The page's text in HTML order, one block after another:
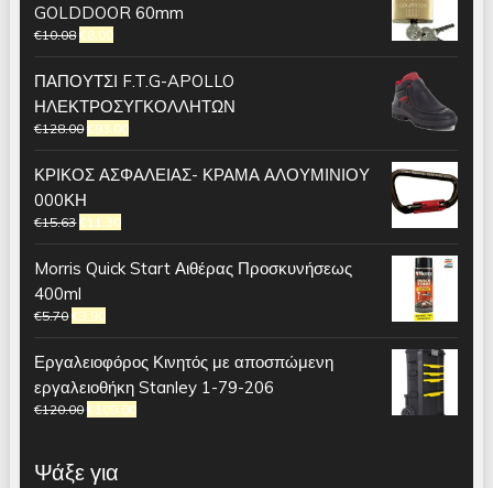
GOLDDOOR 60mm
€10.08 €8.00
ΠΑΠΟΥΤΣΙ F.T.G-APOLLO
ΗΛΕΚΤΡΟΣΥΓΚΟΛΛΗΤΩΝ
€128.00 €93.00
ΚΡΙΚΟΣ ΑΣΦΑΛΕΙΑΣ- ΚΡΑΜΑ ΑΛΟΥΜΙΝΙΟΥ
000ΚΗ
€15.63 €11.30
Morris Quick Start Αιθέρας Προσκυνήσεως
400ml
€5.70 €3.90
Εργαλειοφόρος Κινητός με αποσπώμενη
εργαλειοθήκη Stanley 1-79-206
€120.00 €109.00
Ψάξε για